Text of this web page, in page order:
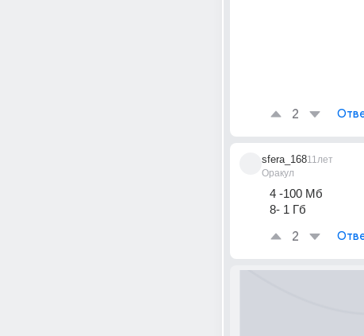
2
sfera_168
Оракул
11лет
4 -100 Мб
8- 1 Гб
2